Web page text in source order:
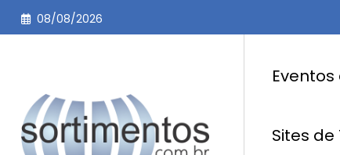
Pular
para
08/08/2026
Eventos
Sites de